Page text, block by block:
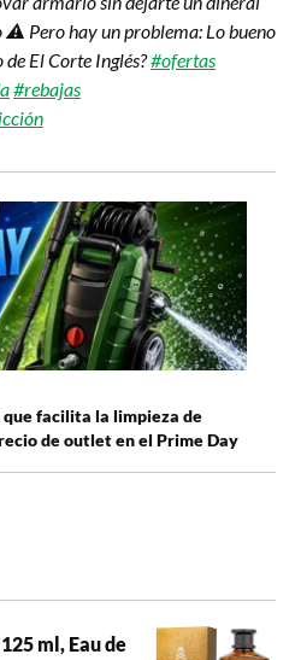
⚠️ Pero hay un problema: Lo bueno
El Corte Inglés?#ofertas
#rebajas
facilita la limpieza de
de outlet en el Prime Day
ml, Eau de